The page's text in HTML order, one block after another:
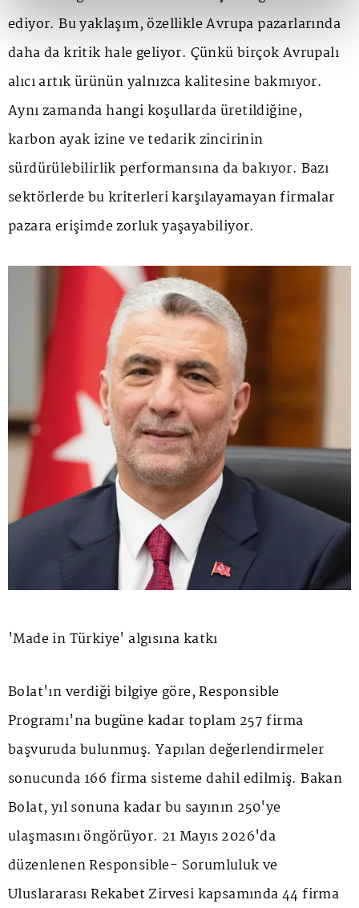
ediyor. Bu yaklaşım, özellikle Avrupa pazarlarında
daha da kritik hale geliyor. Çünkü birçok Avrupalı
alıcı artık ürünün yalnızca kalitesine bakmıyor.
Aynı zamanda hangi koşullarda üretildiğine,
karbon ayak izine ve tedarik zincirinin
sürdürülebilirlik performansına da bakıyor. Bazı
sektörlerde bu kriterleri karşılayamayan firmalar
pazara erişimde zorluk yaşayabiliyor.
'Made in Türkiye' algısına katkı
Bolat'ın verdiği bilgiye göre, Responsible
Programı'na bugüne kadar toplam 257 firma
başvuruda bulunmuş. Yapılan değerlendirmeler
sonucunda 166 firma sisteme dahil edilmiş. Bakan
Bolat, yıl sonuna kadar bu sayının 250'ye
ulaşmasını öngörüyor. 21 Mayıs 2026'da
düzenlenen Responsible- Sorumluluk ve
Uluslararası Rekabet Zirvesi kapsamında 44 firma